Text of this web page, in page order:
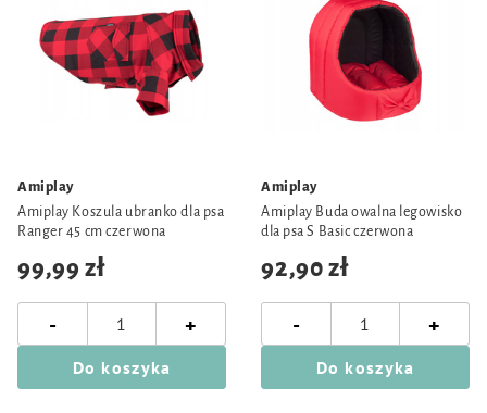
Amiplay
Amiplay Koszula ubranko dla psa
Ranger 45 cm czerwona
99,99 zł
- +
Do koszyka
Amiplay
Amiplay Buda owalna legowisko
dla psa S Basic czerwona
92,90 zł
- +
Do koszyka